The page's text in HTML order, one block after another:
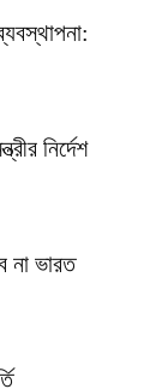
নির্দেশ
না ভারত